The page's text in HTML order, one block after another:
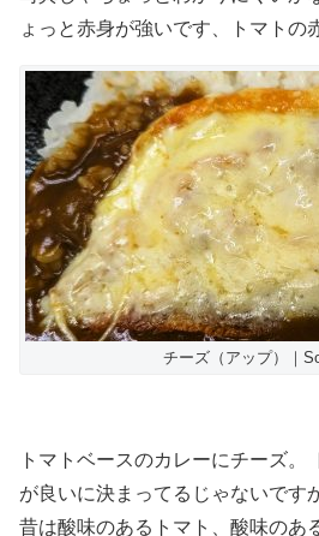
ょっと赤身が強いです、トマトの
チーズ（アップ）｜
トマトベースのカレーにチーズ。
が良いに決まってるじゃないです
昔は酸味のあるトマト、酸味のあ